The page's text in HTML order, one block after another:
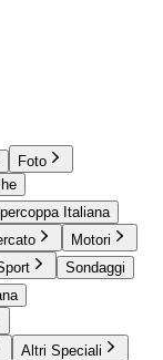
Foto
Italiana
Motori
Sondaggi
Altri Speciali